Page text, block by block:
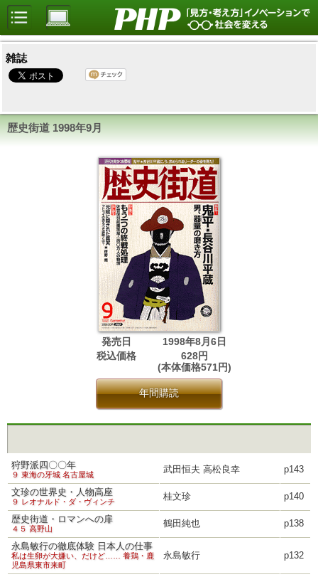
雑誌
歴史街道 1998年9月
発売日
1998年8月6日
税込価格
628円
(本体価格571円)
年間購読
狩野派四〇〇年
９ 東海の牙城 名古屋城 武田恒夫 高松良幸 p143
文珍の世界史・人物高座
９ レオナルド・ダ・ヴィンチ 桂文珍 p140
歴史街道・ロマンへの扉
４５ 高野山 鶴田純也 p138
永島敏行の徹底体験 日本人の仕事
私は生卵が大嫌い、だけど…… 養鶏・鹿
児島県東市来町
永島敏行 p132